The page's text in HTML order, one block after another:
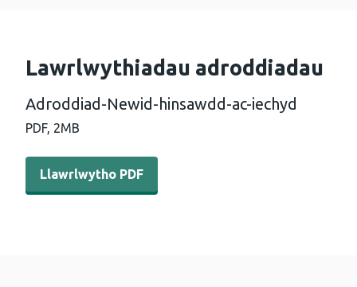
Lawrlwythiadau adroddiadau
Adroddiad-Newid-hinsawdd-ac-iechyd
PDF, 2MB
Llawrlwytho PDF - Adroddiad-Newid-hinsawdd-ac-
Llawrlwytho PDF